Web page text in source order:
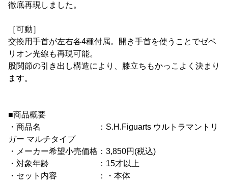
徹底再現しました。
［可動］
交換用手首が左右各4種付属。開き手首を使うことでゼペ
リオン光線も再現可能。
股関節の引き出し構造により、膝立ちもかっこよく決まり
ます。
■商品概要
・商品名 ：S.H.Figuarts ウルトラマントリ
ガー マルチタイプ
・メーカー希望小売価格：3,850円(税込)
・対象年齢 ：15才以上
・セット内容 ：・本体